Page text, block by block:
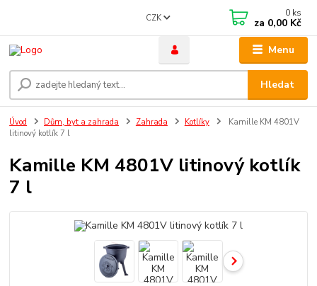
Menu
CZK
Hledat
0 ks
za 0,00 Kč
Úvod Dům, byt a zahrada Zahrada Kotlíky
Kamille KM 4801V
litinový kotlík 7 l
Kamille KM 4801V litinový kotlík
7 l